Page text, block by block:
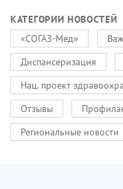
КАТЕГОРИИ НОВОСТЕЙ
«СОГАЗ-Мед»
Диспансеризация
Нац. проект
Отзывы
Региональные новости